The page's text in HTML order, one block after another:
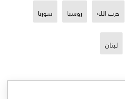
حزب الله روسيا سوريا
لبنان